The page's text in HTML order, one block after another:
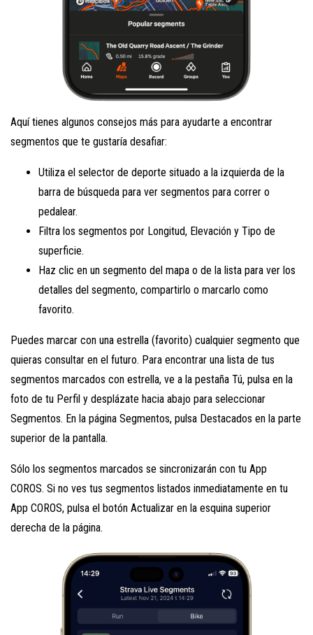
Aquí tienes algunos consejos más para ayudarte a encontrar
segmentos que te gustaría desafiar:
Utiliza el selector de deporte situado a la izquierda de la
barra de búsqueda para ver segmentos para correr o
pedalear.
Filtra los segmentos por Longitud, Elevación y Tipo de
superficie.
Haz clic en un segmento del mapa o de la lista para ver los
detalles del segmento, compartirlo o marcarlo como
favorito.
Puedes marcar con una estrella (favorito) cualquier segmento que
quieras consultar en el futuro. Para encontrar una lista de tus
segmentos marcados con estrella, ve a la pestaña Tú, pulsa en la
foto de tu Perfil y desplázate hacia abajo para seleccionar
Segmentos. En la página Segmentos, pulsa Destacados en la parte
superior de la pantalla.
Sólo los segmentos marcados se sincronizarán con tu App
COROS. Si no ves tus segmentos listados inmediatamente en tu
App COROS, pulsa el botón Actualizar en la esquina superior
derecha de la página.